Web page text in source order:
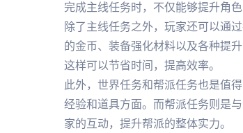
完成主线任务时，不仅能够提升角
除了主线任务之外，玩家还可以通
的金币、装备强化材料以及各种提
这样可以节省时间，提高效率。
此外，世界任务和帮派任务也是值
经验和道具方面。而帮派任务则是
家的互动，提升帮派的整体实力。